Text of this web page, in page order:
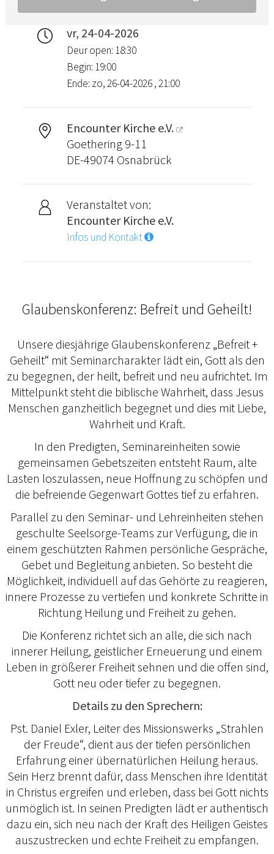
vr, 24-04-2026
Deur open: 18:30
Begin: 19:00
Ende: zo, 26-04-2026 , 21:00
Encounter Kirche e.V.
Goethering 9-11
DE-49074 Osnabrück
Veranstaltet von:
Encounter Kirche e.V.
Infos und Kontakt
Glaubenskonferenz: Befreit und Geheilt!
Unsere diesjährige Glaubenskonferenz „Befreit +
Geheilt“ mit Seminarcharakter lädt ein, Gott als den
zu begegnen, der heilt, befreit und neu aufrichtet. Im
Mittelpunkt steht die biblische Wahrheit, dass Jesus
Menschen ganzheitlich begegnet und dies mit Liebe,
Wahrheit und Kraft.
In den Predigten, Seminareinheiten sowie
gemeinsamen Gebetszeiten entsteht Raum, alte
Lasten loszulassen, neue Hoffnung zu schöpfen und
die befreiende Gegenwart Gottes tief zu erfahren.
Parallel zu den Seminar- und Lehreinheiten stehen
geschulte Seelsorge-Teams zur Verfügung, die in
einem geschützten Rahmen persönliche Gespräche,
Gebet und Begleitung anbieten. So besteht die
Möglichkeit, individuell auf das Gehörte zu reagieren,
innere Prozesse zu vertiefen und konkrete Schritte in
Richtung Heilung und Freiheit zu gehen.
Die Konferenz richtet sich an alle, die sich nach
innerer Heilung, geistlicher Erneuerung und einem
Leben in größerer Freiheit sehnen und die offen sind,
Gott neu oder tiefer zu begegnen.
Details zu den Sprechern:
Pst. Daniel Exler, Leiter des Missionswerks „Strahlen
der Freude“, dient aus der tiefen persönlichen
Erfahrung einer übernatürlichen Heilung heraus.
Sein Herz brennt dafür, dass Menschen ihre Identität
in Christus ergreifen und erleben, dass bei Gott nichts
unmöglich ist. In seinen Predigten lädt er authentisch
dazu ein, sich neu nach der Kraft des Heiligen Geistes
auszustrecken und echte Freiheit zu empfangen.